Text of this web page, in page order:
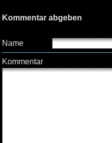
Kommentar abgeben
Name
Kommentar